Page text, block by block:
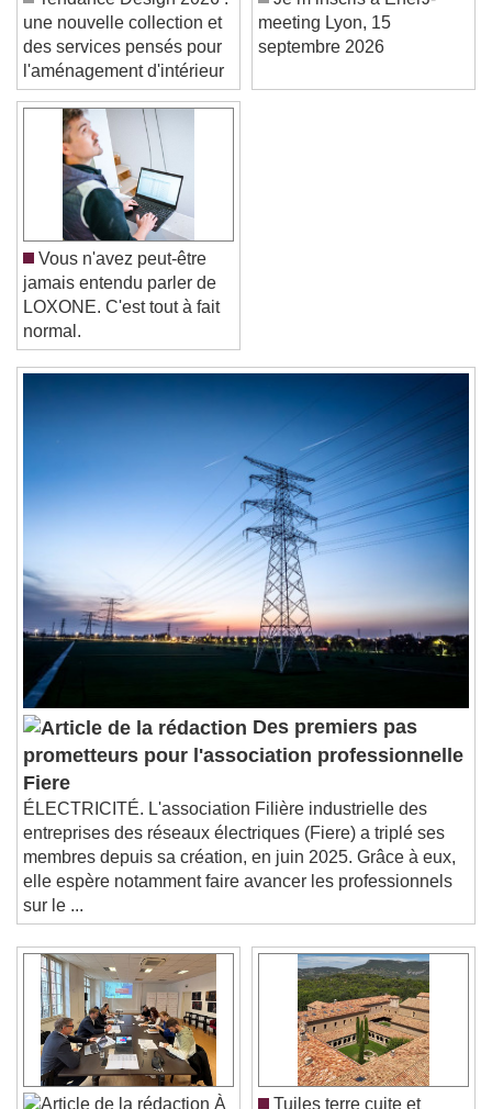
Font Size
Text Edge Style
Font Family
Reset
Done
Close Modal Dialog
End of dialog window.
Tendance Design 2026 :
une nouvelle collection et
des services pensés pour
l'aménagement d'intérieur
Je m’inscris à EnerJ-
meeting Lyon, 15
Vous n'avez peut-être
jamais entendu parler de
LOXONE. C'est tout à fait
normal.
Des premiers pas
prometteurs pour l'association professionnelle
Fiere
ÉLECTRICITÉ. L'association Filière industrielle des
entreprises des réseaux électriques (Fiere) a triplé ses
membres depuis sa création, en juin 2025. Grâce à eux,
elle espère notamment faire avancer les professionnels
sur le ...